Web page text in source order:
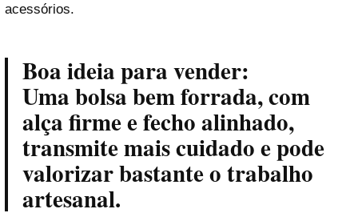
acessórios.
Boa ideia para vender:
Uma bolsa bem forrada, com
alça firme e fecho alinhado,
transmite mais cuidado e pode
valorizar bastante o trabalho
artesanal.